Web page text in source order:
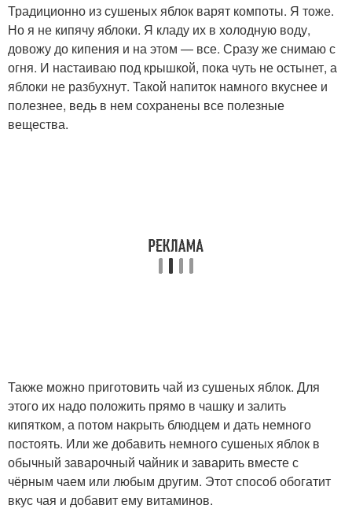
Традиционно из сушеных яблок варят компоты. Я тоже.
Но я не кипячу яблоки. Я кладу их в холодную воду,
довожу до кипения и на этом — все. Сразу же снимаю с
огня. И настаиваю под крышкой, пока чуть не остынет, а
яблоки не разбухнут. Такой напиток намного вкуснее и
полезнее, ведь в нем сохранены все полезные
вещества.
Также можно приготовить чай из сушеных яблок. Для
этого их надо положить прямо в чашку и залить
кипятком, а потом накрыть блюдцем и дать немного
постоять. Или же добавить немного сушеных яблок в
обычный заварочный чайник и заварить вместе с
чёрным чаем или любым другим. Этот способ обогатит
вкус чая и добавит ему витаминов.